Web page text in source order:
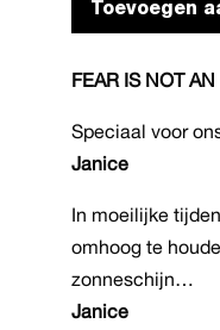
Toevoegen
FEAR IS NOT
Speciaal voor
Janice
In moeilijke
omhoog te
zonneschijn…
Janice